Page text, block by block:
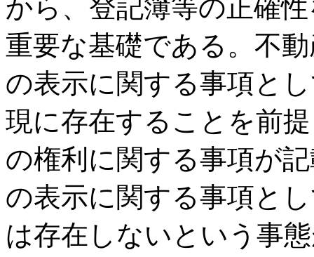
から、登記簿等の正確
重要な基礎である。不
の表示に関する事項と
現に存在することを前
の権利に関する事項が
の表示に関する事項と
は存在しないという事